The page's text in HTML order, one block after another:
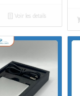
Voir les détails